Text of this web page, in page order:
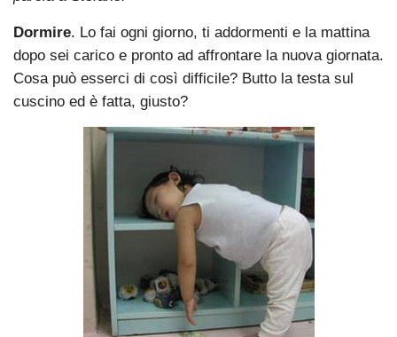
Dormire. Lo fai ogni giorno, ti addormenti e la mattina
dopo sei carico e pronto ad affrontare la nuova giornata.
Cosa può esserci di così difficile? Butto la testa sul
cuscino ed è fatta, giusto?